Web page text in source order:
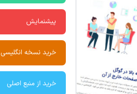
پیشنمایش
خرید نسخه
خرید از منبع اصلی